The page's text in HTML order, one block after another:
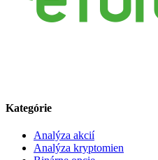
Kategórie
Analýza akcií
Analýza kryptomien